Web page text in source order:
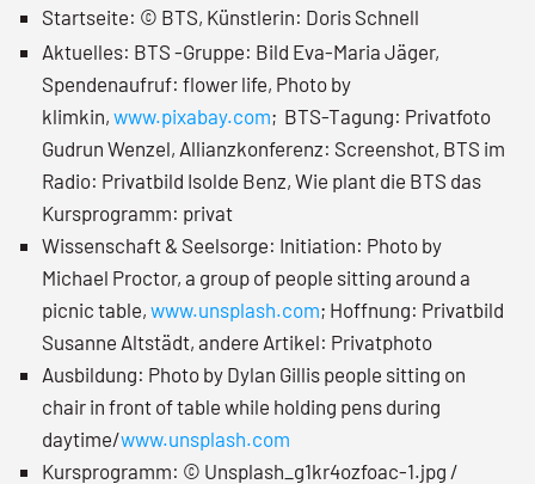
Startseite: © BTS, Künstlerin: Doris Schnell
Aktuelles: BTS -Gruppe: Bild Eva-Maria Jäger,
Spendenaufruf: flower life, Photo by
klimkin, www.pixabay.com; BTS-Tagung: Privatfoto
Gudrun Wenzel, Allianzkonferenz: Screenshot, BTS im
Radio: Privatbild Isolde Benz, Wie plant die BTS das
Kursprogramm: privat
Wissenschaft & Seelsorge: Initiation: Photo by
Michael Proctor, a group of people sitting around a
picnic table, www.unsplash.com; Hoffnung: Privatbild
Susanne Altstädt, andere Artikel: Privatphoto
Ausbildung: Photo by Dylan Gillis people sitting on
chair in front of table while holding pens during
daytime/www.unsplash.com
Kursprogramm: © Unsplash_g1kr4ozfoac-1.jpg /